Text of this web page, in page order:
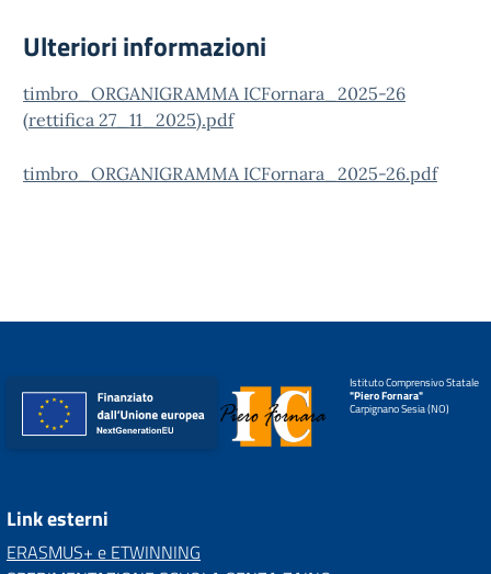
Ulteriori informazioni
timbro_ORGANIGRAMMA ICFornara_2025-26
(rettifica 27_11_2025).pdf
timbro_ORGANIGRAMMA ICFornara_2025-26.pdf
Istituto Comprensivo Statale
"Piero Fornara"
Carpignano Sesia (NO)
Link esterni
ERASMUS+ e ETWINNING